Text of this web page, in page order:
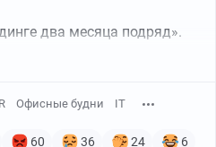
два месяца подряд».
Офисные будни IT
60 36 24
6